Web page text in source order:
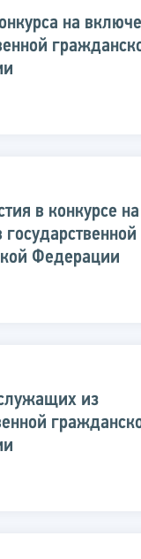
на
в конкурсе на
Федерации
из